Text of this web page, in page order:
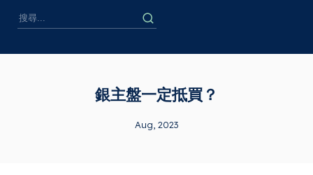
銀主盤一定抵買？
Aug, 2023